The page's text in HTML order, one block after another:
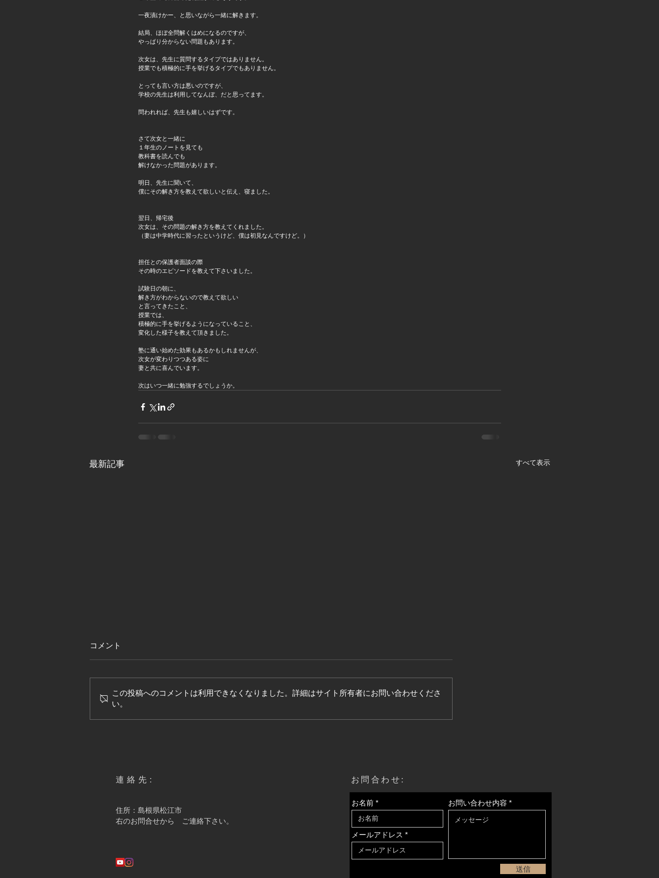
一夜漬けかー、と思いながら一緒に解きます。
結局、ほぼ全問解くはめになるのですが、
やっぱり分からない問題もあります。
次女は、先生に質問するタイプではありません。
授業でも積極的に手を挙げるタイプでもありません。
とっても言い方は悪いのですが、
学校の先生は利用してなんぼ、だと思ってます。
問われれば、先生も嬉しいはずです。
さて次女と一緒に
１年生のノートを見ても
教科書を読んでも
解けなかった問題があります。
明日、先生に聞いて、
僕にその解き方を教えて欲しいと伝え、寝ました。
翌日、帰宅後
次女は、その問題の解き方を教えてくれました。
（妻は中学時代に習ったというけど、僕は初見なんですけど。）
担任との保護者面談の際
その時のエピソードを教えて下さいました。
試験日の朝に、
解き方がわからないので教えて欲しい
と言ってきたこと、
授業では、
積極的に手を挙げるようになっていること、
変化した様子を教えて頂きました。
塾に通い始めた効果もあるかもしれませんが、
次女が変わりつつある姿に
妻と共に喜んでいます。
次はいつ一緒に勉強するでしょうか。
最新記事 すべて表示
2014 吉田豊建築設計事務所
コメント
この投稿へのコメントは利用できなくなりました。詳細はサイト所有者にお問い合わせくださ
い。
連絡先:
住所： 島根県松江市
​右のお問合せから ご連絡下さい。
​お問合わせ:
お名前
メールアドレス
お問い合わせ内容
送信